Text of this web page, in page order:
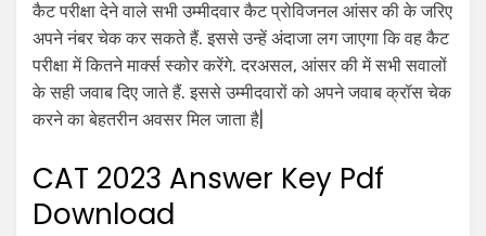
कैट परीक्षा देने वाले सभी उम्मीदवार कैट प्रोविजनल आंसर की के जरिए
अपने नंबर चेक कर सकते हैं. इससे उन्हें अंदाजा लग जाएगा कि वह कैट
परीक्षा में कितने मार्क्स स्कोर करेंगे. दरअसल, आंसर की में सभी सवालों
के सही जवाब दिए जाते हैं. इससे उम्मीदवारों को अपने जवाब क्रॉस चेक
करने का बेहतरीन अवसर मिल जाता है|
CAT 2023 Answer Key Pdf
Download